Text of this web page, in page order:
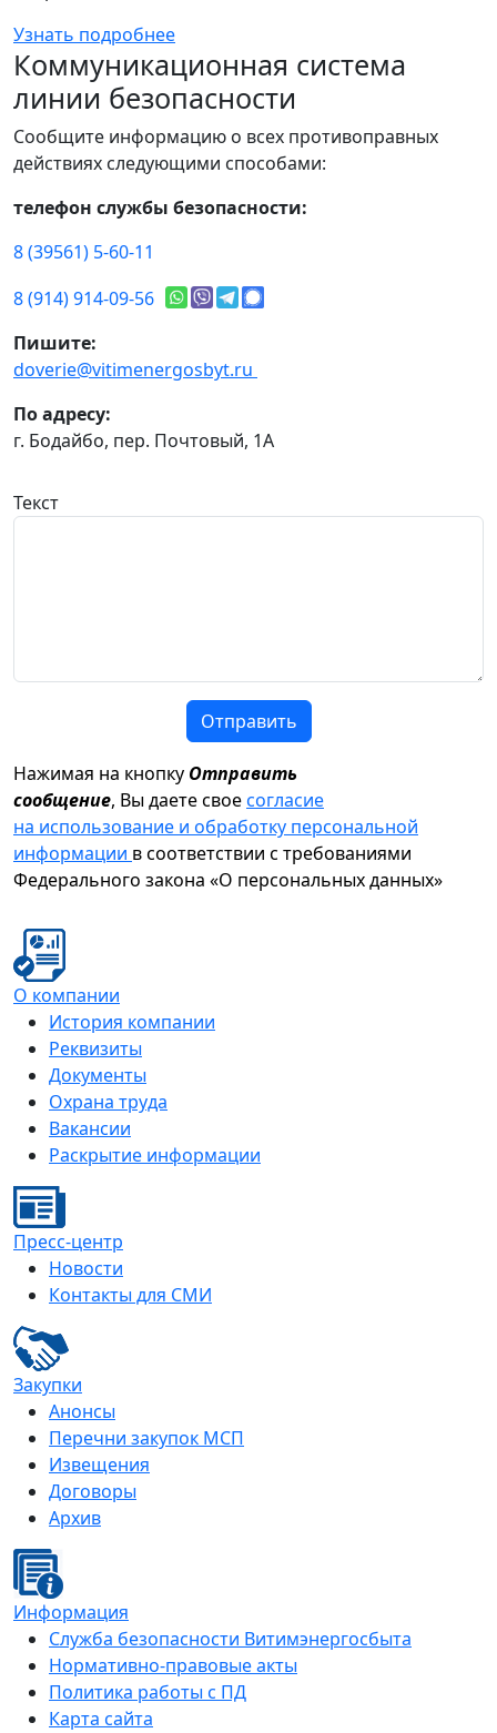
Узнать подробнее
Коммуникационная система
линии безопасности
Сообщите информацию о всех противоправных
действиях следующими способами:
телефон службы безопасности:
8 (39561) 5-60-11
8 (914) 914-09-56
Пишите:
doverie@vitimenergosbyt.ru
По адресу:
г. Бодайбо, пер. Почтовый, 1А
Текст
Отправить
Нажимая на кнопку Отправить
сообщение, Вы даете своесогласие
на использование и обработку персональной
информации в соответствии с требованиями
Федерального закона «О персональных данных»
О компании
История компании
Реквизиты
Документы
Охрана труда
Вакансии
Раскрытие информации
Пресс-центр
Новости
Контакты для СМИ
Закупки
Анонсы
Перечни закупок МСП
Извещения
Договоры
Архив
Информация
Служба безопасности Витимэнергосбыта
Нормативно-правовые акты
Политика работы с ПД
Карта сайта